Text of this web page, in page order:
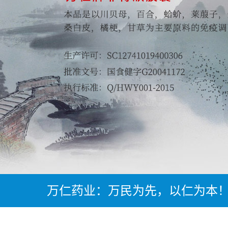
万仁药业：万民为先，以仁为本